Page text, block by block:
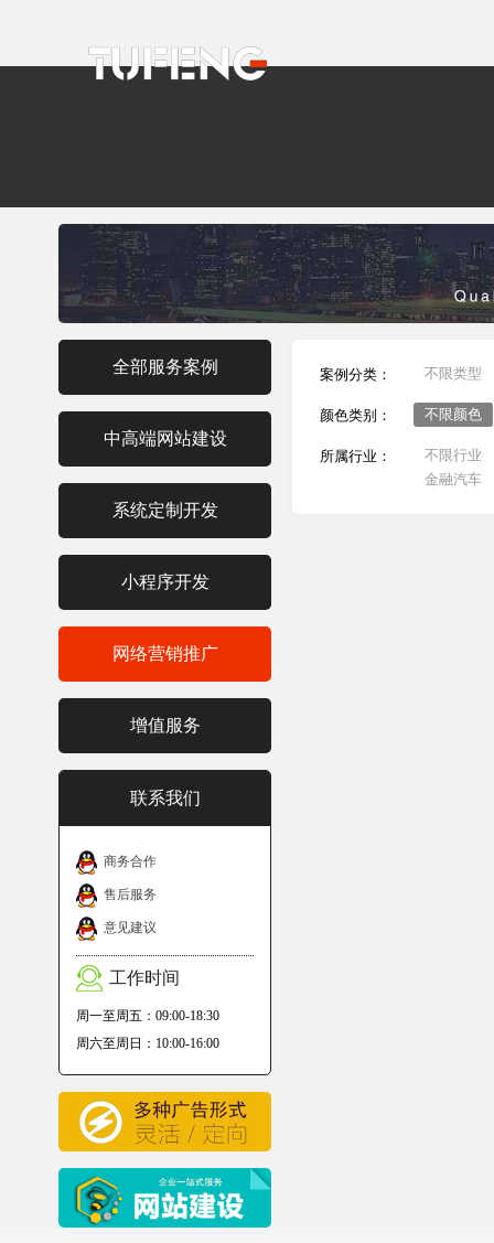
全部服务案例
中高端网站建设
系统定制开发
小程序开发
网络营销推广
增值服务
联系我们
商务合作
售后服务
意见建议
工作时间
周一至周五：09:00-18:30
周六至周日：10:00-16:00
案例分类： 不限类型
颜色类别： 不限颜色
所属行业：
不限行业
金融汽车